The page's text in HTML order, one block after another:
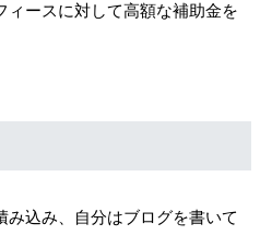
ィースに対して高額な補助金を
込み、自分はブログを書いて